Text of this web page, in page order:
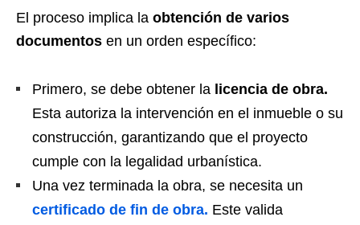
El proceso implica la obtención de varios
documentos en un orden específico:
Primero, se debe obtener la licencia de obra.
Esta autoriza la intervención en el inmueble o su
construcción, garantizando que el proyecto
cumple con la legalidad urbanística.
Una vez terminada la obra, se necesita un
certificado de fin de obra. Este valida